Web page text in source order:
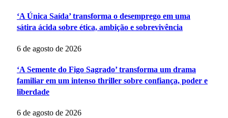
‘A Única Saída’ transforma o desemprego em uma
sátira ácida sobre ética, ambição e sobrevivência
6 de agosto de 2026
‘A Semente do Figo Sagrado’ transforma um drama
familiar em um intenso thriller sobre confiança, poder e
liberdade
6 de agosto de 2026